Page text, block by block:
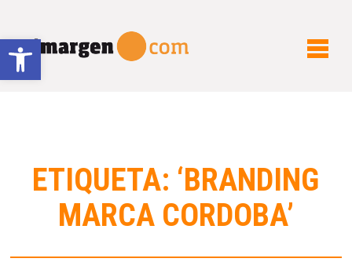
Abrir barra de herramientas
ETIQUETA: ‘BRANDING
MARCA CORDOBA’